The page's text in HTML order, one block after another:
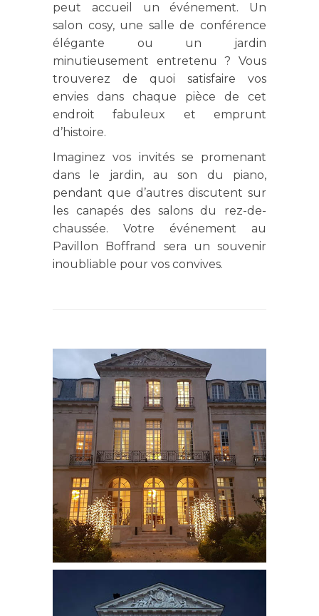
peut accueil un événement. Un
salon cosy, une salle de conférence
élégante ou un jardin
minutieusement entretenu ? Vous
trouverez de quoi satisfaire vos
envies dans chaque pièce de cet
endroit fabuleux et emprunt
d’histoire.
Imaginez vos invités se promenant
dans le jardin, au son du piano,
pendant que d’autres discutent sur
les canapés des salons du rez-de-
chaussée. Votre événement au
Pavillon Boffrand sera un souvenir
inoubliable pour vos convives.